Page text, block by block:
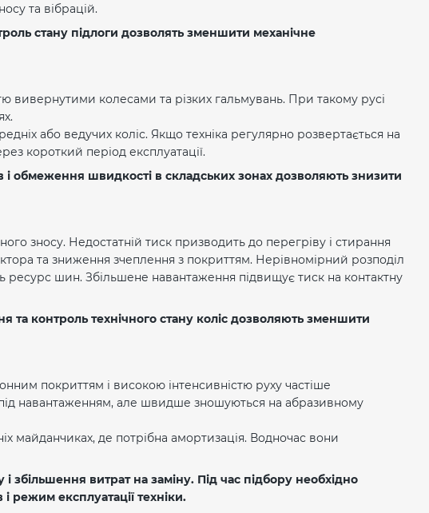
та вібрацій.
стану підлоги дозволять зменшити механічне
вивернутими колесами та різких гальмувань. При такому русі
або ведучих коліс. Якщо техніка регулярно розвертається на
короткий період експлуатації.
обмеження швидкості в складських зонах дозволяють знизити
зносу. Недостатній тиск призводить до перегріву і стирання
та зниження зчеплення з покриттям. Нерівномірний розподіл
шин. Збільшене навантаження підвищує тиск на контактну
контроль технічного стану коліс дозволяють зменшити
покриттям і високою інтенсивністю руху частіше
під навантаженням, але швидше зношуються на абразивному
майданчиках, де потрібна амортизація. Водночас вони
витрат на заміну. Під час підбору необхідно
режим експлуатації техніки.